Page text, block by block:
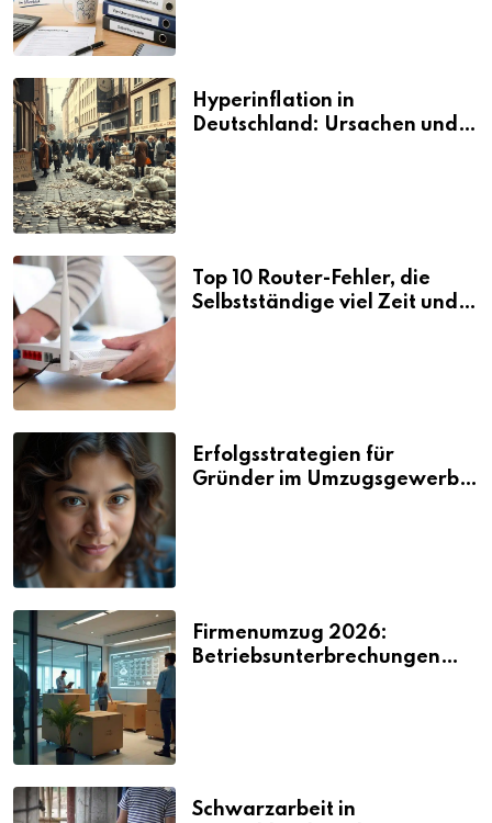
Hyperinflation in
Deutschland: Ursachen und
Top 10 Router-Fehler, die
Selbstständige viel Zeit und
Erfolgsstrategien für
Gründer im Umzugsgewerbe
Firmenumzug 2026:
Betriebsunterbrechungen
Schwarzarbeit in